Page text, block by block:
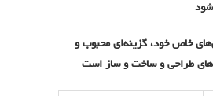
خاص خود، گزینه‌ای محبوب و
طراحی و ساخت و ساز است